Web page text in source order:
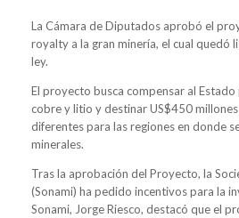
La Cámara de Diputados aprobó el
royalty a la gran minería, el cual quedó
ley.
El proyecto busca compensar al
cobre y litio y destinar US$450
diferentes para las regiones en donde
minerales.
Tras la aprobación del Proyecto, la
(Sonami) ha pedido incentivos para la
Sonami, Jorge Riesco, destacó que el